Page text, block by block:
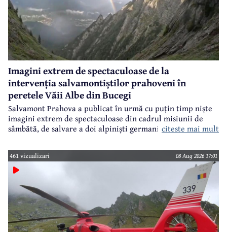
Imagini extrem de spectaculoase de la
intervenția salvamontiștilor prahoveni în
peretele Văii Albe din Bucegi
Salvamont Prahova a publicat în urmă cu puțin timp niște
imagini extrem de spectaculoase din cadrul misiunii de
sâmbătă, de salvare a doi alpiniști germani din peretele
citeste mai mult
461 vizualizari 08 Aug 2026 17:01